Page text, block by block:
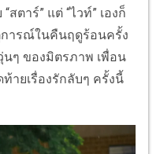
ตาร์” แต่ “ไวท์” เองก็
การณ์ในคืนฤดูร้อนครั้ง
นๆ ของมิตรภาพ เพื่อน
ายเรื่องรักลับๆ ครั้งนี้